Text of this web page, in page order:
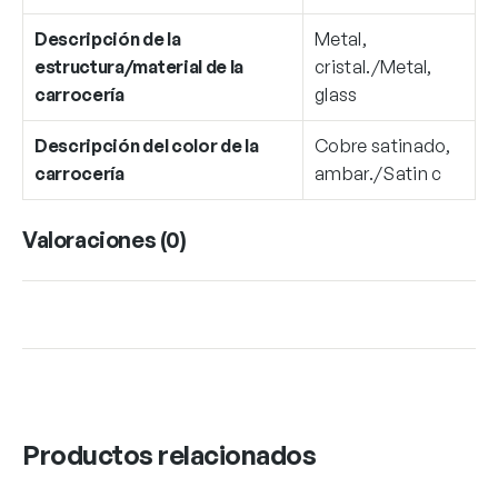
Descripción de la
estructura/material de la
carrocería
Metal,
cristal./Metal,
glass
Descripción del color de la
carrocería
Cobre satinado,
ambar./Satin c
Valoraciones (0)
Productos relacionados